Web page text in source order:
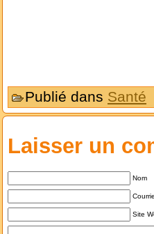
Publié dans Santé
Laisser un
Nom
Site